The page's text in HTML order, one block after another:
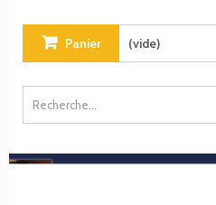
Panier (vide)